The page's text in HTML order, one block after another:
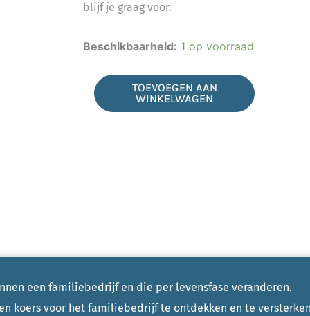
blijf je graag voor.
Beschikbaarheid: 1 op voorraad
Koers
het
TOEVOEGEN AAN
WINKELWAGEN
een familiebedrijf en die per levensfase veranderen.
koers voor het familiebedrijf te ontdekken en te